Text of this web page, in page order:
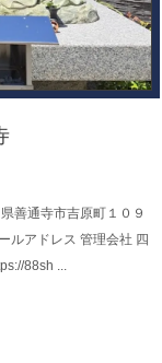
善通寺市吉原町１０９
ルアドレス 管理会社 四
88sh ...